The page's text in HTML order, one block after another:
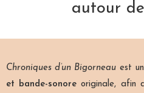
autour
Chroniques d’un Bigorneau est
et bande-sonore originale, afin